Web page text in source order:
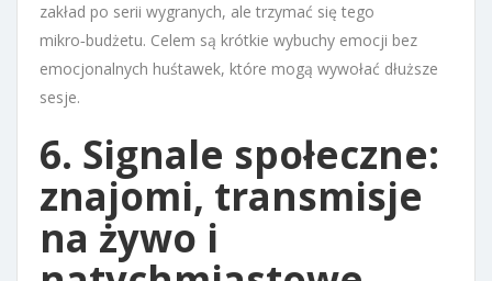
zakład po serii wygranych, ale trzymać się tego
mikro‑budżetu. Celem są krótkie wybuchy emocji bez
emocjonalnych huśtawek, które mogą wywołać dłuższe
sesje.
6. Signale społeczne:
znajomi, transmisje
na żywo i